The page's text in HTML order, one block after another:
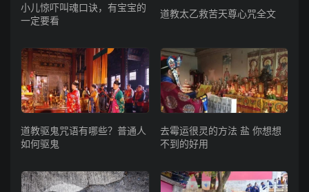
小儿惊吓叫魂口诀，有宝宝的
一定要看
道教太乙救苦天尊心咒全文
道教驱鬼咒语有哪些？普通人
如何驱鬼
去霉运很灵的方法 盐 你想想
不到的好用